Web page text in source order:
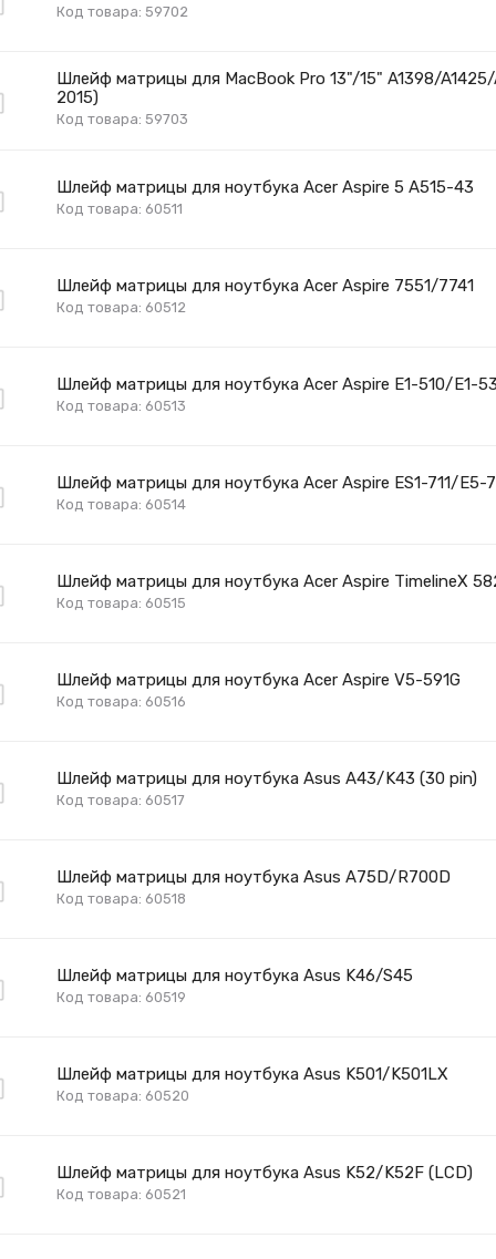
Код товара: 59702
Шлейф матрицы для MacBook Pro 13"/15" A1398/A1425/
2015)
Код товара: 59703
Шлейф матрицы для ноутбука Acer Aspire 5 A515-43
Код товара: 60511
Шлейф матрицы для ноутбука Acer Aspire 7551/7741
Код товара: 60512
Шлейф матрицы для ноутбука Acer Aspire E1-510/E1-
Код товара: 60513
Шлейф матрицы для ноутбука Acer Aspire ES1-711/E5-
Код товара: 60514
Шлейф матрицы для ноутбука Acer Aspire TimelineX
Код товара: 60515
Шлейф матрицы для ноутбука Acer Aspire V5-591G
Код товара: 60516
Шлейф матрицы для ноутбука Asus A43/K43 (30 pin)
Код товара: 60517
Шлейф матрицы для ноутбука Asus A75D/R700D
Код товара: 60518
Шлейф матрицы для ноутбука Asus K46/S45
Код товара: 60519
Шлейф матрицы для ноутбука Asus K501/K501LX
Код товара: 60520
Шлейф матрицы для ноутбука Asus K52/K52F (LCD)
Код товара: 60521